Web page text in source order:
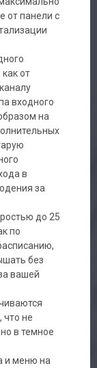
от панели с
от
входного
на
в
за
до 25
по
без
вашей
не
в темное
и меню на